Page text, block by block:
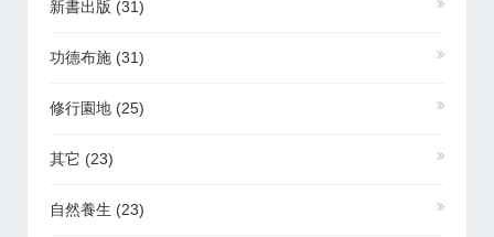
新書出版 (31)
功德布施 (31)
修行園地 (25)
其它 (23)
自然養生 (23)